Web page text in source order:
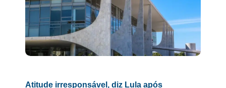
Atitude irresponsável, diz Lula após